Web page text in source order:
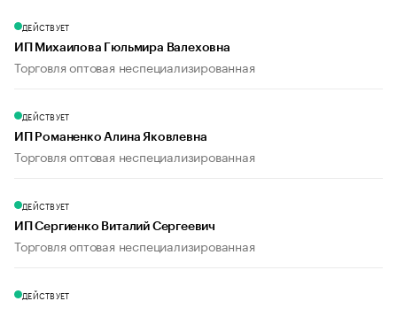
ДЕЙСТВУЕТ
ИП Михаилова Гюльмира Валеховна
Торговля оптовая неспециализированная
ДЕЙСТВУЕТ
ИП Романенко Алина Яковлевна
Торговля оптовая неспециализированная
ДЕЙСТВУЕТ
ИП Сергиенко Виталий Сергеевич
Торговля оптовая неспециализированная
ДЕЙСТВУЕТ